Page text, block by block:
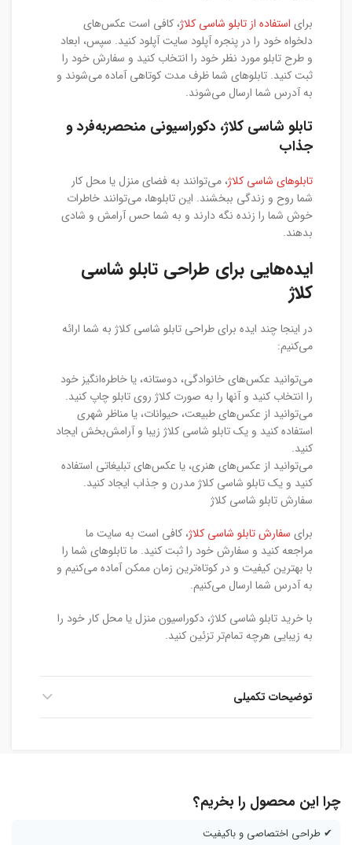
برای استفاده از تابلو شاسی کلاژ، کافی است عکس‌های
دلخواه خود را در پنجره آپلود سایت آپلود کنید. سپس، ابعاد
و طرح تابلو مورد نظر خود را انتخاب کنید و سفارش خود را
ثبت کنید. تابلوهای شما ظرف مدت کوتاهی آماده می‌شوند و
به آدرس شما ارسال می‌شوند.
تابلو شاسی کلاژ، دکوراسیونی منحصربه‌فرد و
جذاب
تابلوهای شاسی کلاژ، می‌توانند به فضای منزل یا محل کار
شما روح و زندگی ببخشند. این تابلوها، می‌توانند خاطرات
خوش شما را زنده نگه دارند و به شما حس آرامش و شادی
بدهند.
ایده‌هایی برای طراحی تابلو شاسی
کلاژ
در اینجا چند ایده برای طراحی تابلو شاسی کلاژ به شما ارائه
می‌کنیم:
می‌توانید عکس‌های خانوادگی، دوستانه، یا خاطره‌انگیز خود
را انتخاب کنید و آنها را به صورت کلاژ روی تابلو چاپ کنید.
می‌توانید از عکس‌های طبیعت، حیوانات، یا مناظر شهری
استفاده کنید و یک تابلو شاسی کلاژ زیبا و آرامش‌بخش ایجاد
کنید.
می‌توانید از عکس‌های هنری، یا عکس‌های تبلیغاتی استفاده
کنید و یک تابلو شاسی کلاژ مدرن و جذاب ایجاد کنید.
سفارش تابلو شاسی کلاژ
برای سفارش تابلو شاسی کلاژ، کافی است به سایت ما
مراجعه کنید و سفارش خود را ثبت کنید. ما تابلوهای شما را
با بهترین کیفیت و در کوتاه‌ترین زمان ممکن آماده می‌کنیم و
به آدرس شما ارسال می‌کنیم.
با خرید تابلو شاسی کلاژ، دکوراسیون منزل یا محل کار خود را
به زیبایی هرچه تمام‌تر تزئین کنید.
توضیحات تکمیلی
چرا این محصول را بخریم؟
✔ طراحی اختصاصی و باکیفیت